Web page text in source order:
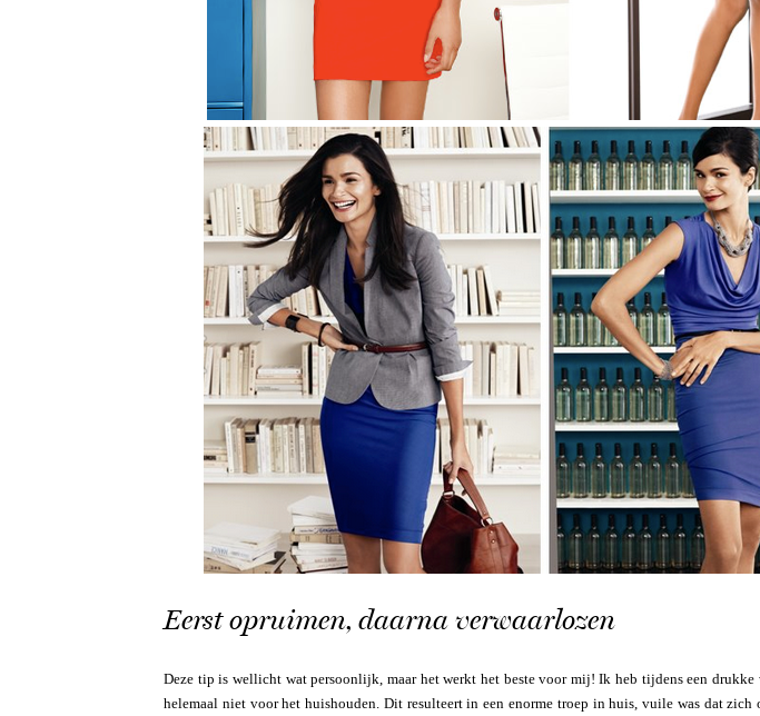
Eerst opruimen, daarna verwaarlozen
Deze tip is wellicht wat persoonlijk, maar het werkt het beste voor mij! Ik heb tijdens een drukke
helemaal niet voor het huishouden. Dit resulteert in een enorme troep in huis, vuile was dat